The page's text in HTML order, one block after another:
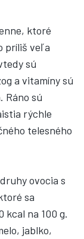
ktoré
príliš veľa
sú
a vitamíny sú
Ráno sú
rýchle
telesného
ovocia s
sa
kcal na 100 g.
jablko,